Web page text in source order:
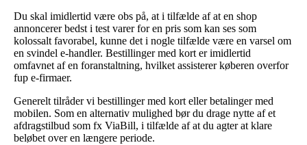
Du skal imidlertid være obs på, at i tilfælde af at en shop
annoncerer bedst i test varer for en pris som kan ses som
kolossalt favorabel, kunne det i nogle tilfælde være en varsel om
en svindel e-handler. Bestillinger med kort er imidlertid
omfavnet af en foranstaltning, hvilket assisterer køberen overfor
fup e-firmaer.
Generelt tilråder vi bestillinger med kort eller betalinger med
mobilen. Som en alternativ mulighed bør du drage nytte af et
afdragstilbud som fx ViaBill, i tilfælde af at du agter at klare
beløbet over en længere periode.